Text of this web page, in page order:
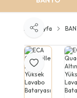
Ana Sayfa
Favoriye Ekle
Paylaş